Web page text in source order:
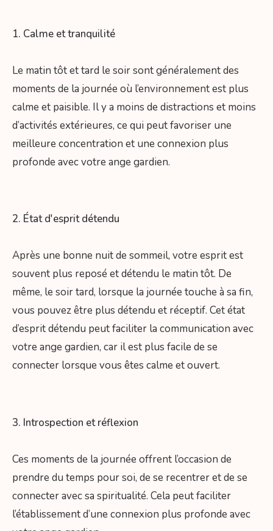
1. Calme et tranquilité
Le matin tôt et tard le soir sont généralement des
moments de la journée où l’environnement est plus
calme et paisible. Il y a moins de distractions et moins
d’activités extérieures, ce qui peut favoriser une
meilleure concentration et une connexion plus
profonde avec votre ange gardien.
2. État d'esprit détendu
Après une bonne nuit de sommeil, votre esprit est
souvent plus reposé et détendu le matin tôt. De
même, le soir tard, lorsque la journée touche à sa fin,
vous pouvez être plus détendu et réceptif. Cet état
d’esprit détendu peut faciliter la communication avec
votre ange gardien, car il est plus facile de se
connecter lorsque vous êtes calme et ouvert.
3. Introspection et réflexion
Ces moments de la journée offrent l’occasion de
prendre du temps pour soi, de se recentrer et de se
connecter avec sa spiritualité. Cela peut faciliter
l’établissement d’une connexion plus profonde avec